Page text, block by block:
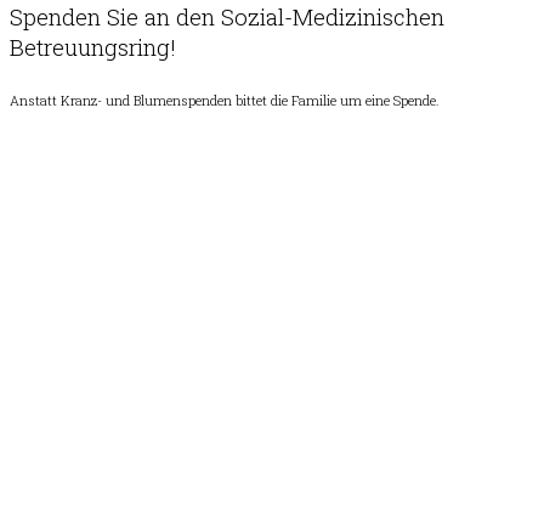
Spenden Sie an den Sozial-Medizinischen
Betreuungsring!
Anstatt Kranz- und Blumenspenden bittet die Familie um eine Spende.